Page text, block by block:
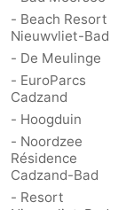
- Beach Resort
Nieuwvliet-Bad
- De Meulinge
- EuroParcs
Cadzand
- Hoogduin
- Noordzee
Résidence
Cadzand-Bad
- Resort